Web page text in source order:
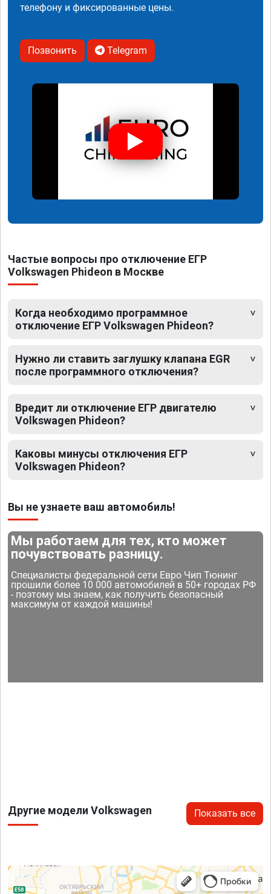
телефону и фиксированные цены.
Позвонить Telegram
Частые вопросы про отключение ЕГР
Volkswagen Phideon в Москве
Когда необходимо программное
отключение ЕГР Volkswagen Phideon?
Нужно ли ставить заглушку клапана EGR
после программного отключения?
Вредит ли отключение ЕГР двигателю
Volkswagen Phideon?
Каковы минусы отключения ЕГР
Volkswagen Phideon?
Вы не узнаете ваш автомобиль!
Мы работаем для тех, кто может
почувствовать разницу.
Специалисты федеральной сети Евро Чип Тюнинг
прошили более 10 000 автомобилей в 50+ городах РФ
- поэтому мы знаем, как получить безопасный
максимум от каждой машины!
Другие модели Volkswagen Показать все